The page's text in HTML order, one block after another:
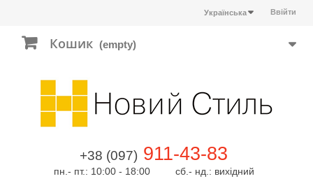
Ввійти
Українська
Кошик (empty)
+38 (097) 911-43-83
пн.- пт.: 10:00 - 18:00 сб.- нд.: вихідний